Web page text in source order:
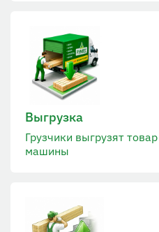
Выгрузка
Грузчики выгрузят
машины